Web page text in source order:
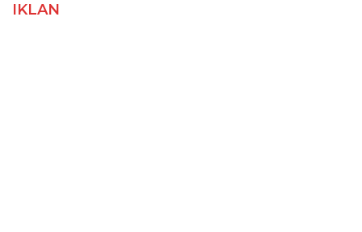
IKLAN